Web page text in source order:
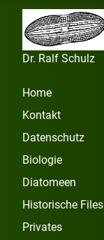
Dr. Ralf Schulz
Home
Kontakt
Datenschutz
Biologie
Diatomeen
Historische Files
Privates